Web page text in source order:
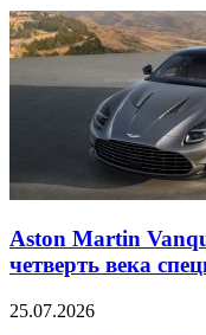
Aston Martin
четверть века
25.07.2026